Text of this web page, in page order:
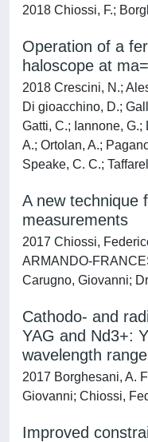
2018 Chiossi, F.;
Operation of a
haloscope at
2018 Crescini, N.;
Di gioacchino, D.;
Gatti, C.; Iannone,
A.; Ortolan, A.;
Speake, C. C.;
A new technique
measurements
2017 Chiossi,
ARMANDO-
Carugno, Giovanni;
Cathodo- and
YAG and Nd3+:
wavelength range
2017 Borghesani, A.
Giovanni; Chiossi,
Improved